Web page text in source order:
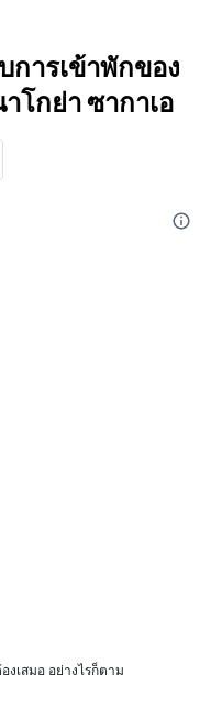
ารเข้าพักของ
กย่า ซากาเอ
งเสมอ อย่างไรก็ตาม